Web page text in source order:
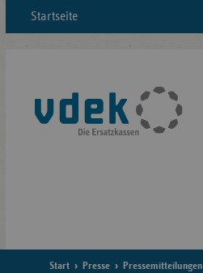
Startseite
Start Presse Pressemitteilungen